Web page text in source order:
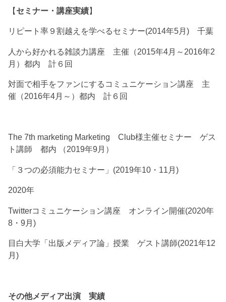
【セミナー・講座実績】
リピート率９割越えを学べるセミナー(2014年5月) 千葉
人から好かれる雑談力講座 主催（2015年4月～2016年2
月）都内 計６回
対面で相手をファンにするコミュニケーション講座 主
催（2016年4月～）都内 計６回
The 7th marketing Marketing Club様主催セミナー ゲス
ト講師 都内 （2019年9月）
「３つの必須能力セミナー」(2019年10・11月)
2020年
Twitterコミュニケーション講座 オンライン開催(2020年
8・9月)
目白大学「出版メディア論」授業 ゲスト講師(2021年12
月)
その他メディア出演 実績